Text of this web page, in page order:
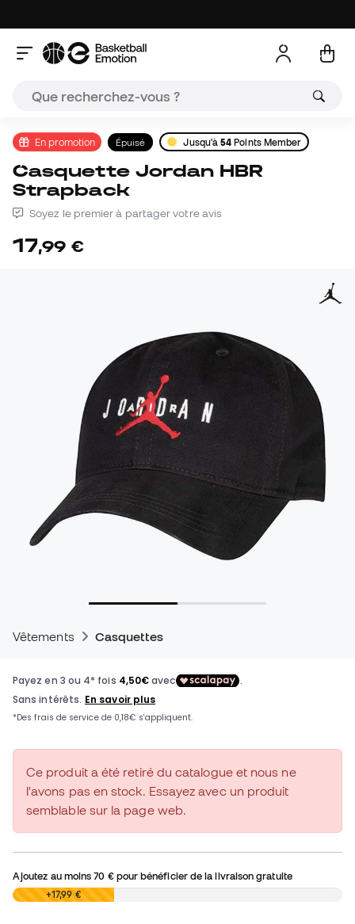
En promotion Épuisé Jusqu'à54 Points Member
Casquette Jordan HBR
Strapback
Soyez le premier à partager votre avis
17,99 €
Vêtements Casquettes
Ce produit a été retiré du catalogue et nous ne
l'avons pas en stock. Essayez avec un produit
semblable sur la page web.
Ajoutez au moins70 €pour bénéficier de la livraison gratuite
0,00 € +17,99 €